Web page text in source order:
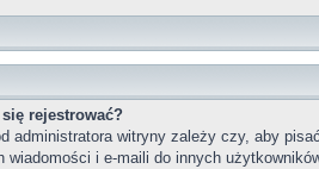
rejestrować?
administratora witryny zależy czy, aby
wiadomości i e-maili do innych